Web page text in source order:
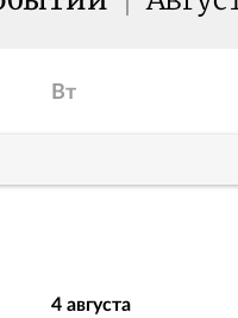
Вт
4 августа